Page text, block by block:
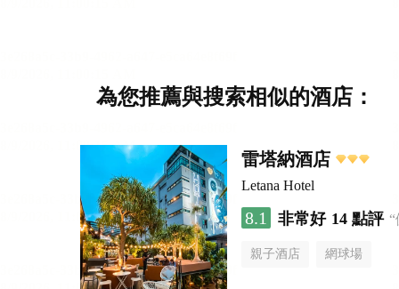
為您推薦與搜索相似的酒店：
雷塔納酒店
Letana Hotel
8.1 非常好 14 點評
親子酒店 網球場